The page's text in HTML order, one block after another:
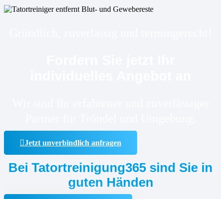
Jetzt unverbindlich anfragen
Bei Tatortreinigung365 sind Sie in
guten Händen